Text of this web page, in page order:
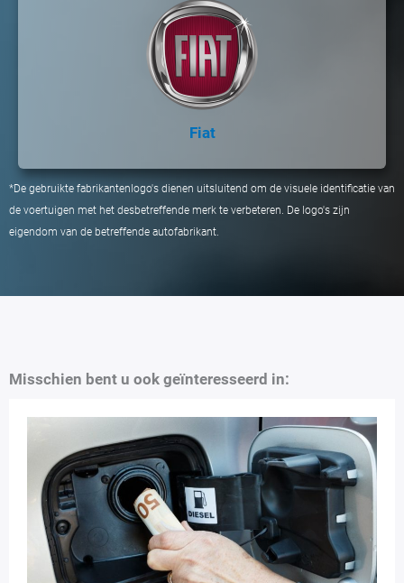
Fiat
*De gebruikte fabrikantenlogo's dienen uitsluitend om de visuele identificatie van
de voertuigen met het desbetreffende merk te verbeteren. De logo's zijn
eigendom van de betreffende autofabrikant.
Misschien bent u ook geïnteresseerd in: